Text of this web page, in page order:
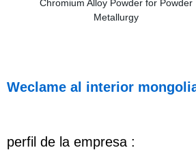
Weclame al interior
---- un
perfil de la empresa :